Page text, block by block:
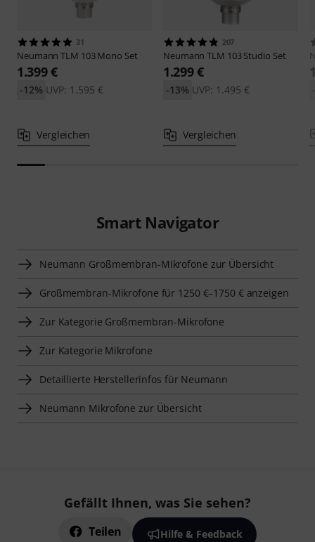
31
NeumannTLM 103 Mono Set
1.399 €
UVP: 1.595 €
-12%
Vergleichen
207
NeumannTLM 103 Studio Set
1.299 €
UVP: 1.495 €
-13%
Vergleichen
Smart Navigator
Neumann Großmembran-Mikrofone zur Übersicht
Großmembran-Mikrofone für 1250 €–1750 € anzeigen
Zur Kategorie Großmembran-Mikrofone
Zur Kategorie Mikrofone
Detaillierte Herstellerinfos für Neumann
Neumann Mikrofone zur Übersicht
Gefällt Ihnen, was Sie sehen?
Teilen Hilfe & Feedback